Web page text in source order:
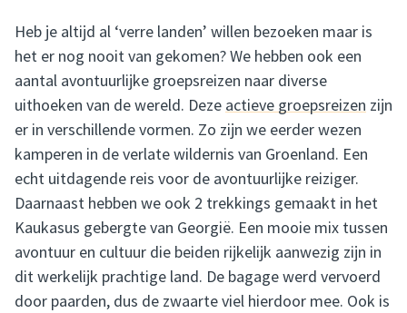
Heb je altijd al ‘verre landen’ willen bezoeken maar is
het er nog nooit van gekomen? We hebben ook een
aantal avontuurlijke groepsreizen naar diverse
uithoeken van de wereld. Deze actieve groepsreizen zijn
er in verschillende vormen. Zo zijn we eerder wezen
kamperen in de verlate wildernis van Groenland. Een
echt uitdagende reis voor de avontuurlijke reiziger.
Daarnaast hebben we ook 2 trekkings gemaakt in het
Kaukasus gebergte van Georgië. Een mooie mix tussen
avontuur en cultuur die beiden rijkelijk aanwezig zijn in
dit werkelijk prachtige land. De bagage werd vervoerd
door paarden, dus de zwaarte viel hierdoor mee. Ook is